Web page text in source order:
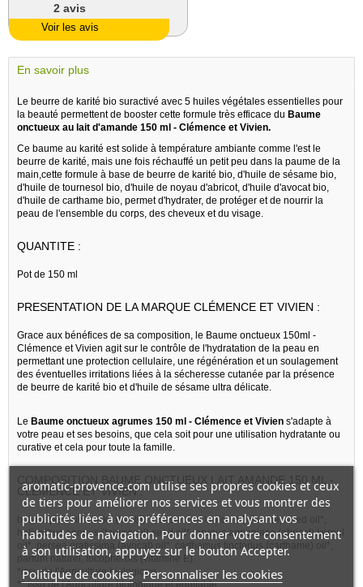
2 avis
Voir les avis
En savoir plus
Le beurre de karité bio suractivé avec 5 huiles végétales essentielles pour
la beauté permettent de booster cette formule très efficace du Baume
onctueux au lait d'amande 150 ml - Clémence et Vivien.
Ce baume au karité est solide à température ambiante comme l'est le
beurre de karité, mais une fois réchauffé un petit peu dans la paume de la
main,cette formule à base de beurre de karité bio, d'huile de sésame bio,
d'huile de tournesol bio, d'huile de noyau d'abricot, d'huile d'avocat bio,
d'huile de carthame bio, permet d'hydrater, de protéger et de nourrir la
peau de l'ensemble du corps, des cheveux et du visage.
QUANTITE :
Pot de 150 ml
PRESENTATION DE LA MARQUE CLÉMENCE ET VIVIEN :
Grace aux bénéfices de sa composition, le Baume onctueux 150ml -
Clémence et Vivien agit sur le contrôle de l'hydratation de la peau en
permettant une protection cellulaire, une régénération et un soulagement
des éventuelles irritations liées à la sécheresse cutanée par la présence
de beurre de karité bio et d'huile de sésame ultra délicate.
Le Baume onctueux agrumes 150 ml - Clémence et Vivien s'adapte à
votre peau et ses besoins, que cela soit pour une utilisation hydratante ou
curative et cela pour toute la famille.
COMPOSITION BAUME ONCTUEUX LAIT AMANDE 150 ML -
CLÉMENCE ET VIVIEN :
butyrospermum parkii (karité)**, sesamum indicum (sésame) seed oil*,
helianthus annuus (tournesol) seed oil*, prunus armeniaca (abricot) kernel
oil*, persea gratissima (avocat) oil*, carthamus tinctorius (carthame) oil*,
parfum naturel, tocopherols (vitamine E).
*issu de l'Agriculture biologique
** issu de l'Agriculture biologique et équitable
aromatic-provence.com utilise ses propres cookies et ceux
de tiers pour améliorer nos services et vous montrer des
publicités liées à vos préférences en analysant vos
habitudes de navigation. Pour donner votre consentement
à son utilisation, appuyez sur le bouton Accepter.
Politique de cookies Personnaliser les cookies